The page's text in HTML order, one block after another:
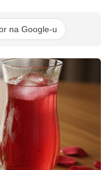
na Google-u